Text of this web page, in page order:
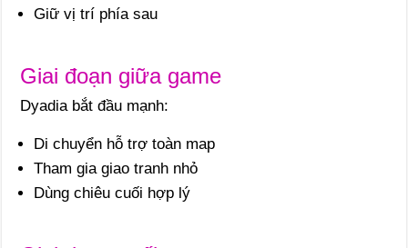
Giữ vị trí phía sau
Giai đoạn giữa game
Dyadia bắt đầu mạnh:
Di chuyển hỗ trợ toàn map
Tham gia giao tranh nhỏ
Dùng chiêu cuối hợp lý